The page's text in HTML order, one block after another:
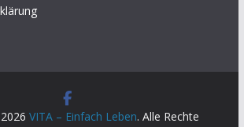
VITA – Einfach Leben. Alle Rechte